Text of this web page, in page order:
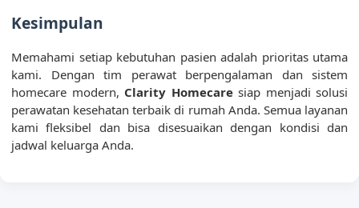
Kesimpulan
Memahami setiap kebutuhan pasien adalah prioritas utama
kami. Dengan tim perawat berpengalaman dan sistem
homecare modern, Clarity Homecaresiap menjadi solusi
perawatan kesehatan terbaik di rumah Anda. Semua layanan
kami fleksibel dan bisa disesuaikan dengan kondisi dan
jadwal keluarga Anda.